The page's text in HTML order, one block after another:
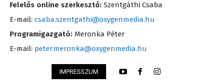
Felelős online szerkesztő: Szentgáthi Csaba
E-mail: csaba.szentgathi@oxygenmedia.hu
Programigazgató: Meronka Péter
E-mail: peter.meronka@oxygenmedia.hu
IMPRESSZUM